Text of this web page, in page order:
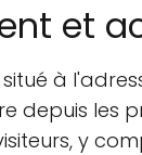
et
à
depuis les
y